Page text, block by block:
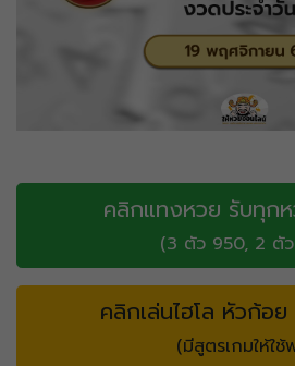
คลิกแทงหวย รับทุก
(3 ตัว 950, 2 ตั
คลิกเล่นไฮโล หัวก้อย
(มีสูตรเกมให้ใช้